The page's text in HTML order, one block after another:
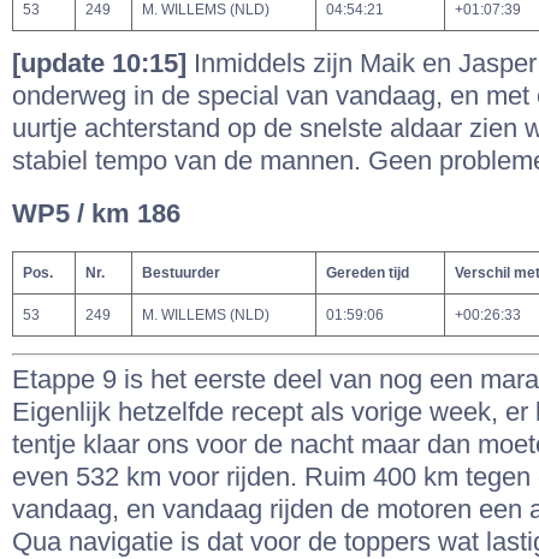
53 249 M. WILLEMS (NLD) 04:54:21 +01:07:39
[update 10:15] Inmiddels zijn Maik en
onderweg in de special van vandaag, en met
uurtje achterstand op de snelste aldaar zien
stabiel tempo van de mannen. Geen
WP5 / km 186
Pos. Nr. Bestuurder Gereden tijd Verschil
53 249 M. WILLEMS (NLD) 01:59:06 +00:26:33
Etappe 9 is het eerste deel van nog een
Eigenlijk hetzelfde recept als vorige week, er
tentje klaar ons voor de nacht maar dan
even 532 km voor rijden. Ruim 400 km tegen
vandaag, en vandaag rijden de motoren een
Qua navigatie is dat voor de toppers wat